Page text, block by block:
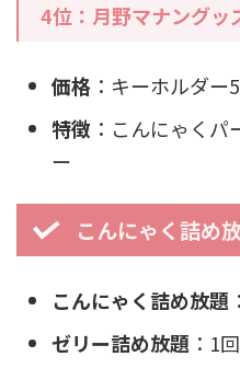
4位：月野マナングッ
価格 ：キーホルダ
特徴 ：こんにゃく
ー
こんにゃく詰め
こんにゃく詰め放題
ゼリー詰め放題 ：1